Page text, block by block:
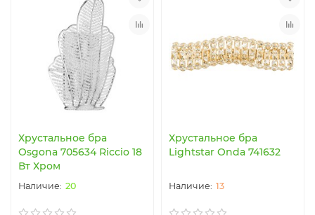
Хрустальное бра
Osgona 705634 Riccio 18
Вт Хром
20
Хрустальное бра
Lightstar Onda 741632
13